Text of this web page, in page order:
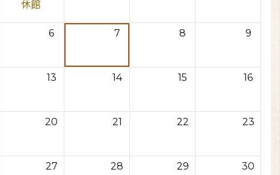
休館
6 7 8 9
13 14 15 16
20 21 22 23
27
28 29 30